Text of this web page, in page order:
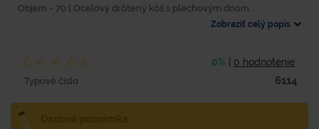
Objem - 70 l Oceľový drôtený kôš s plechovým dnom...
Zobraziť celý popis
0% 0 hodnotenie
Typové číslo 6114